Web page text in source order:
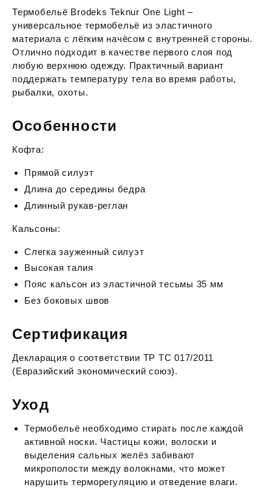
Термобельё Brodeks Teknur One Light –
универсальное термобельё из эластичного
материала с лёгким начёсом с внутренней стороны.
Отлично подходит в качестве первого слоя под
любую верхнюю одежду. Практичный вариант
поддержать температуру тела во время работы,
рыбалки, охоты.
Особенности
Кофта:
Прямой силуэт
Длина до середины бедра
Длинный рукав-реглан
Кальсоны:
Слегка зауженный силуэт
Высокая талия
Пояс кальсон из эластичной тесьмы 35 мм
Без боковых швов
Сертификация
Декларация о соответствии ТР ТС 017/2011
(Евразийский экономический союз).
Уход
Термобельё необходимо стирать после каждой
активной носки. Частицы кожи, волоски и
выделения сальных желёз забивают
микрополости между волокнами, что может
нарушить терморегуляцию и отведение влаги.